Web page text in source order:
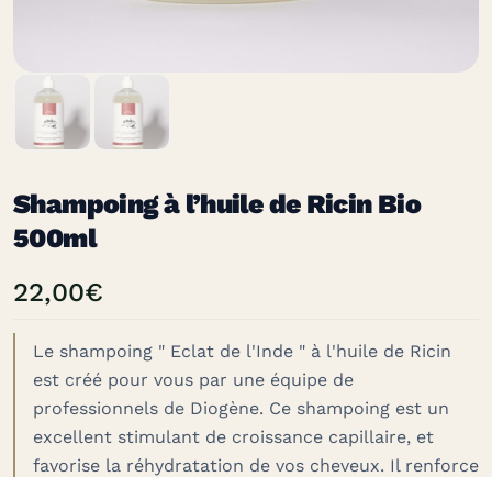
Shampoing à l’huile de Ricin Bio
500ml
22,00€
Le shampoing " Eclat de l'Inde " à l'huile de Ricin
est créé pour vous par une équipe de
professionnels de Diogène. Ce shampoing est un
excellent stimulant de croissance capillaire, et
favorise la réhydratation de vos cheveux. Il renforce